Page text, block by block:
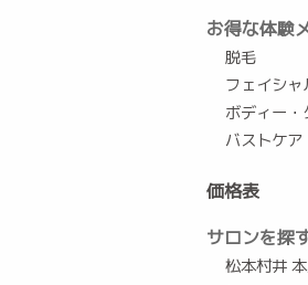
お得な体験
脱毛
フェイシャ
ボディー・
バストケア
価格表
サロンを探
松本村井